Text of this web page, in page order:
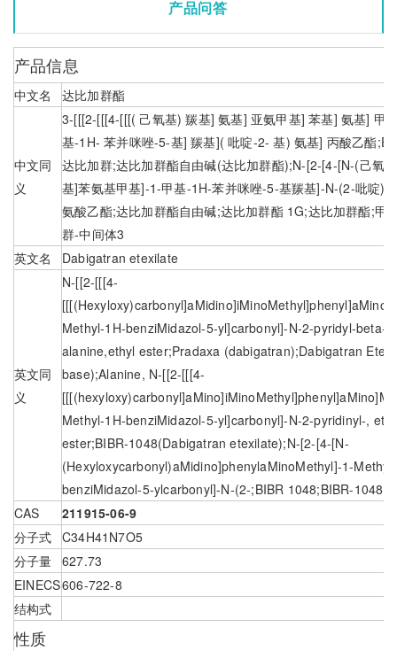
产品问答
产品信息
中文名 达比加群酯
中文同
义
3-[[[2-[[[4-[[[( 己氧基) 羰基] 氨基] 亚氨甲基] 苯基] 氨基] 甲
基-1H- 苯并咪唑-5-基] 羰基]( 吡啶-2- 基) 氨基] 丙酸乙酯
达比加群;达比加群酯自由碱(达比加群酯);N-[2-[4-[N-(己氧
基]苯氨基甲基]-1-甲基-1H-苯并咪唑-5-基羰基]-N-(2-吡啶)-
氨酸乙酯;达比加群酯自由碱;达比加群酯 1G;达比加群酯;甲
群-中间体3
英文名
Dabigatran etexilate
英文同
义
N-[[2-[[[4-
Methyl-1H-benziMidazol-5-yl]carbonyl]-N-2-pyridyl-beta-
alanine,ethyl ester;Pradaxa (dabigatran);Dabigatran
base);Alanine, N-[[2-[[[4-
Methyl-1H-benziMidazol-5-yl]carbonyl]-N-2-pyridinyl-,
ester;BIBR-1048(Dabigatran etexilate);N-[2-[4-[N-
(Hexyloxycarbonyl)aMidino]phenylaMinoMethyl]-1-
benziMidazol-5-ylcarbonyl]-N-(2-;BIBR 1048;BIBR-1048
CAS
211915-06-9
分子式 C34H41N7O5
分子量 627.73
EINECS606-722-8
结构式
性质